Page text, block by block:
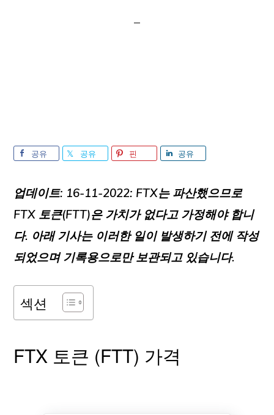
공유 공유 핀 공유
업데이트: 16-11-2022: FTX는 파산했으므로
FTX 토큰(FTT)은 가치가 없다고 가정해야 합니
다. 아래 기사는 이러한 일이 발생하기 전에 작성
되었으며 기록용으로만 보관되고 있습니다.
섹션
FTX 토큰 (FTT) 가격